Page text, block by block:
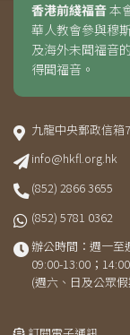
香港前綫福音本
華人教會參與穆
及海外未聞福音
得聞福音。
九龍中央郵政信箱
info@hkfl.org.hk
(852) 2866 3655
(852) 5781 0362
辦公時間：週一至
09:00-13:00；
(週六、日及公眾